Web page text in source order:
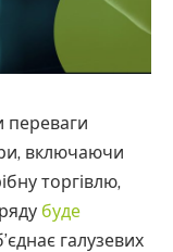
переваги
включаючи
торгівлю,
буде
галузевих